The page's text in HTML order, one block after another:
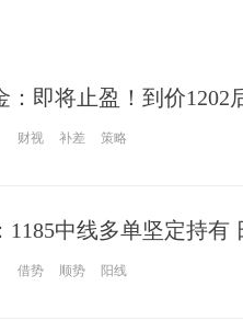
：即将止盈！到价1202
财视 补差 策略
1185中线多单坚定持有
借势 顺势 阳线